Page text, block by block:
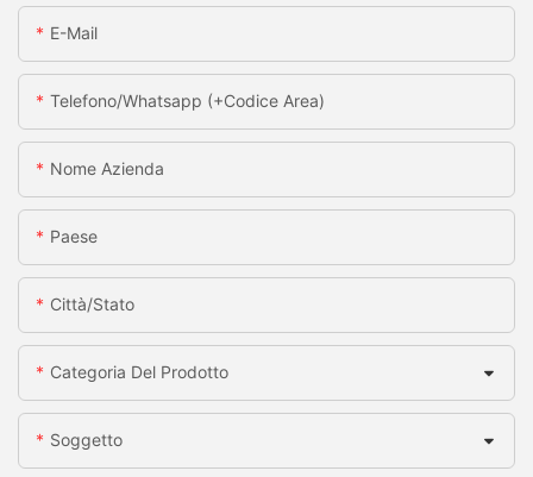
E-Mail
Telefono/whatsapp (+codice Area)
Nome Azienda
Paese
Città/stato
Categoria Del Prodotto
Soggetto